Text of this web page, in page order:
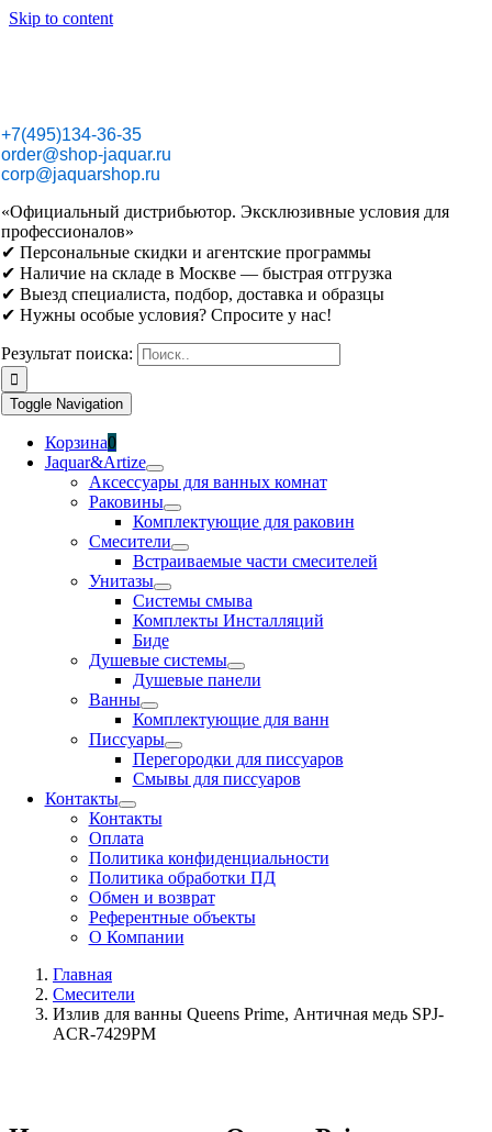
Skip to content
+7(495)134-36-35
order@shop-jaquar.ru
corp@jaquarshop.ru
«Официальный дистрибьютор. Эксклюзивные условия для
профессионалов»
✔ Персональные скидки и агентские программы
✔ Наличие на складе в Москве — быстрая отгрузка
✔ Выезд специалиста, подбор, доставка и образцы
✔ Нужны особые условия? Спросите у нас!
Результат поиска:
Toggle Navigation
Корзина0
Jaquar&Artize
Аксессуары для ванных комнат
Раковины
Комплектующие для раковин
Смесители
Встраиваемые части смесителей
Унитазы
Системы смыва
Комплекты Инсталляций
Биде
Душевые системы
Душевые панели
Ванны
Комплектующие для ванн
Писсуары
Перегородки для писсуаров
Смывы для писсуаров
Контакты
Контакты
Оплата
Политика конфиденциальности
Политика обработки ПД
Обмен и возврат
Референтные объекты
О Компании
Главная
Смесители
Излив для ванны Queens Prime, Античная медь SPJ-
ACR-7429PM